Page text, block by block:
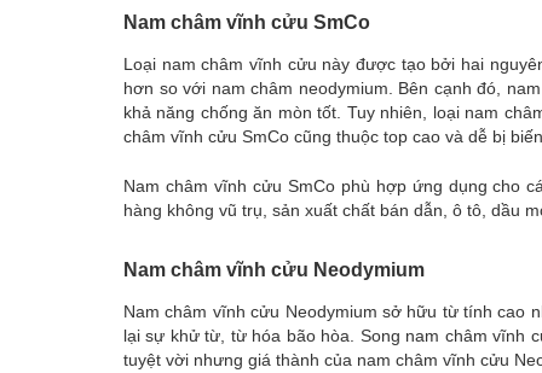
Nam châm vĩnh cửu SmCo
Loại nam châm vĩnh cửu này được tạo bởi hai
hơn so với nam châm neodymium. Bên cạnh đó,
khả năng chống ăn mòn tốt. Tuy nhiên, loại nam
châm vĩnh cửu SmCo cũng thuộc top cao và dễ bị biến
Nam châm vĩnh cửu SmCo phù hợp ứng dụng cho
hàng không vũ trụ, sản xuất chất bán dẫn, ô tô, dầu
Nam châm vĩnh cửu Neodymium
Nam châm vĩnh cửu Neodymium sở hữu từ tính cao
lại sự khử từ, từ hóa bão hòa. Song nam châm vĩnh
tuyệt vời nhưng giá thành của nam châm vĩnh cửu